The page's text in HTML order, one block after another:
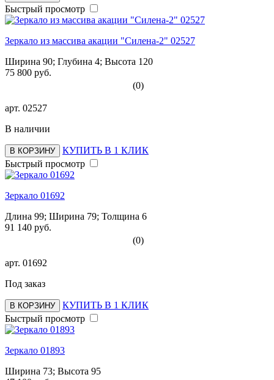
Быстрый просмотр
Зеркало из массива акации "Силена-2" 02527
Ширина 90; Глубина 4; Высота 120
75 800 руб.
(0)
арт. 02527
В наличии
В КОРЗИНУ
КУПИТЬ В 1 КЛИК
Быстрый просмотр
Зеркало 01692
Длина 99; Ширина 79; Толщина 6
91 140 руб.
(0)
арт. 01692
Под заказ
В КОРЗИНУ
КУПИТЬ В 1 КЛИК
Быстрый просмотр
Зеркало 01893
Ширина 73; Высота 95